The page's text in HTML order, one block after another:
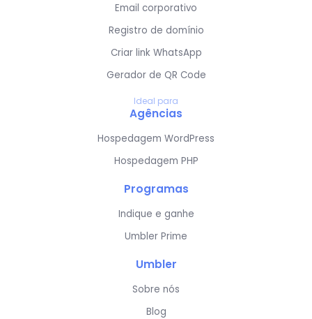
Email corporativo
Registro de domínio
Criar link WhatsApp
Gerador de QR Code
Ideal para
Agências
Hospedagem WordPress
Hospedagem PHP
Programas
Indique e ganhe
Umbler Prime
Umbler
Sobre nós
Blog